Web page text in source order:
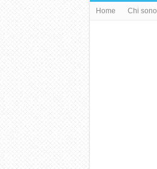
Home Chi sono